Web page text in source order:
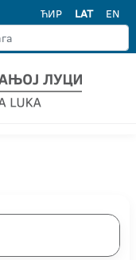
ЋИР LAT EN